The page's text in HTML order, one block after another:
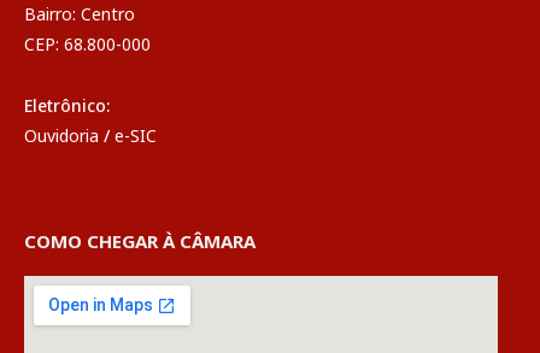
Bairro: Centro
CEP: 68.800-000
Eletrônico:
Ouvidoria / e-SIC
COMO CHEGAR À CÂMARA